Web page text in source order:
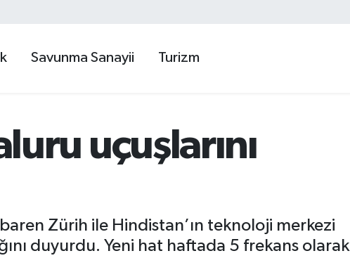
Savunma Sanayii Turizm
uçuşlarını
Zürih ile Hindistan’ın teknoloji merkezi
duyurdu. Yeni hat haftada 5 frekans olarak